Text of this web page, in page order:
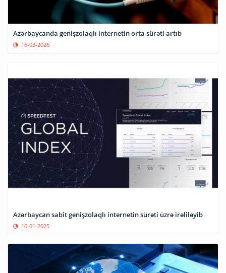
Azərbaycanda genişzolaqlı internetin orta sürəti artıb
16-03-2026
Azərbaycan sabit genişzolaqlı internetin sürəti üzrə irəliləyib
16-01-2025